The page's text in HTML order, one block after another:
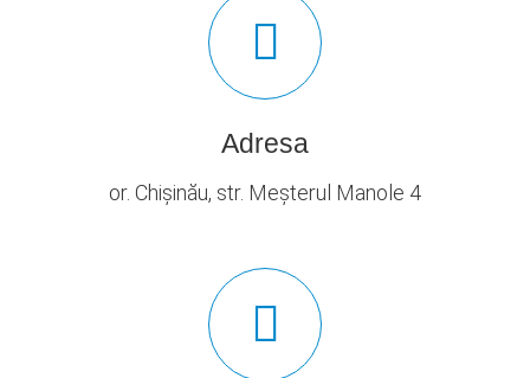
Adresa
or. Chișinău, str. Meșterul Manole 4